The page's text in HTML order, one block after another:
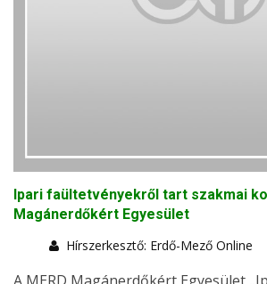
Ipari faültetvényekről tart szakmai
Magánerdőkért Egyesület
Hírszerkesztő: Erdő-Mező Online